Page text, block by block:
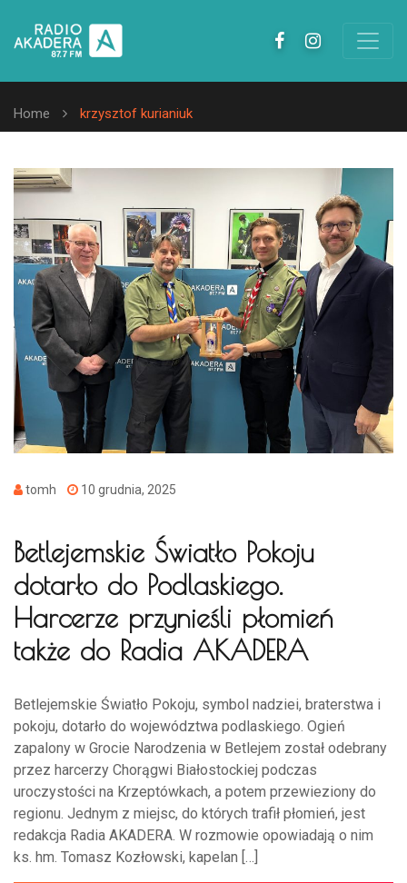
Home krzysztof kurianiuk
tomh 10 grudnia, 2025
Betlejemskie Światło Pokoju
dotarło do Podlaskiego.
Harcerze przynieśli płomień
także do Radia AKADERA
Betlejemskie Światło Pokoju, symbol nadziei, braterstwa i
pokoju, dotarło do województwa podlaskiego. Ogień
zapalony w Grocie Narodzenia w Betlejem został odebrany
przez harcerzy Chorągwi Białostockiej podczas
uroczystości na Krzeptówkach, a potem przewieziony do
regionu. Jednym z miejsc, do których trafił płomień, jest
redakcja Radia AKADERA. W rozmowie opowiadają o nim
ks. hm. Tomasz Kozłowski, kapelan […]